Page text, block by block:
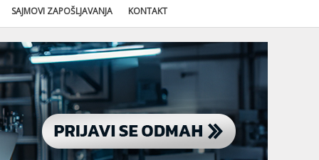
SAJMOVI ZAPOŠLJAVANJA KONTAKT